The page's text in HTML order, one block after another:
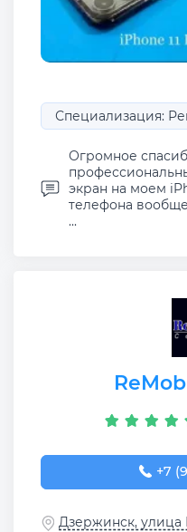
Специализация:
Огромное
экран на моем
телефона
...
+7+7
Дзержинск, улица